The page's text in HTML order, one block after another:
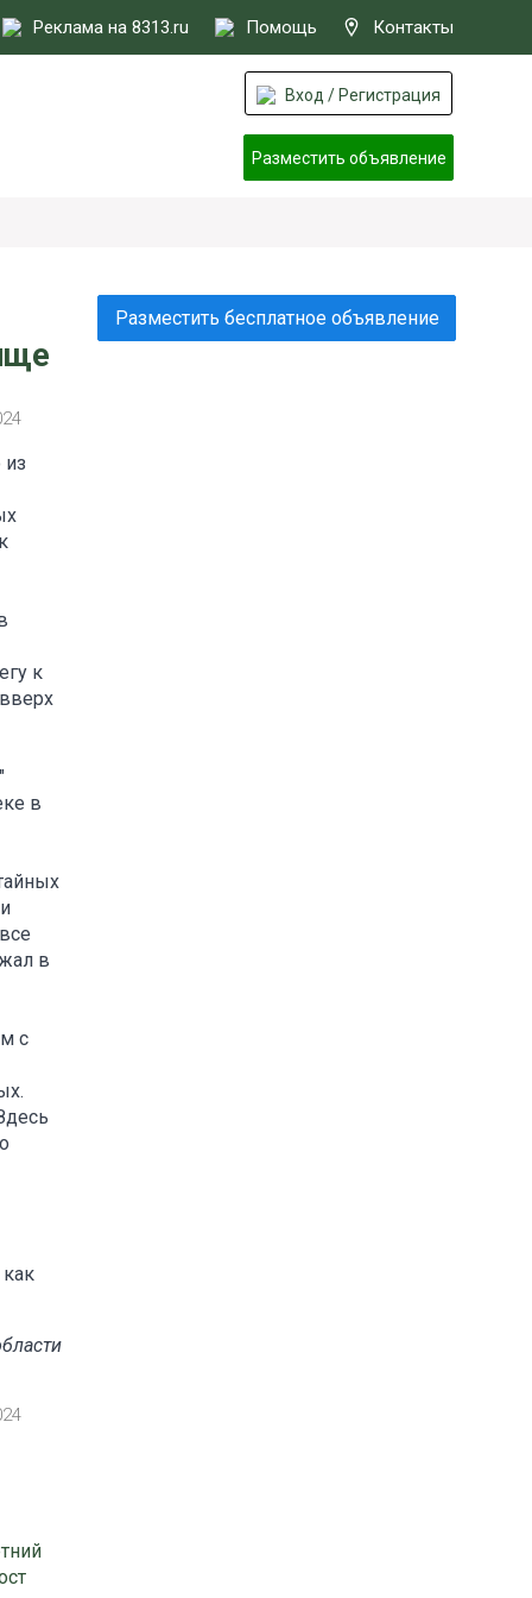
Реклама на 8313.ru Помощь Контакты
Вход / Регистрация
Разместить объявление
к
в
в
с
Разместить бесплатное объявление